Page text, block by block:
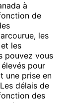
à
de
les
les
pouvez vous
pour
une prise en
délais de
des